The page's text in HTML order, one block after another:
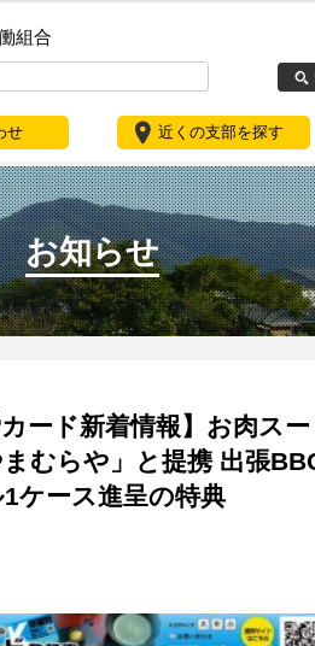
組合
せ 近くの支部を探す
お知らせ
カード新着情報】お肉スー
むらや」と提携 出張
ケース進呈の特典